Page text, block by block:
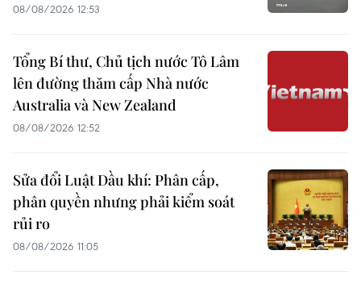
08/08/2026 12:53
Tổng Bí thư, Chủ tịch nước Tô Lâm
lên đường thăm cấp Nhà nước
Australia và New Zealand
08/08/2026 12:52
Sửa đổi Luật Dầu khí: Phân cấp,
phân quyền nhưng phải kiểm soát
rủi ro
08/08/2026 11:05